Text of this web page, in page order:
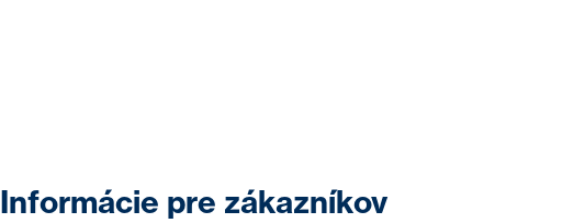
Informácie pre zákazníkov